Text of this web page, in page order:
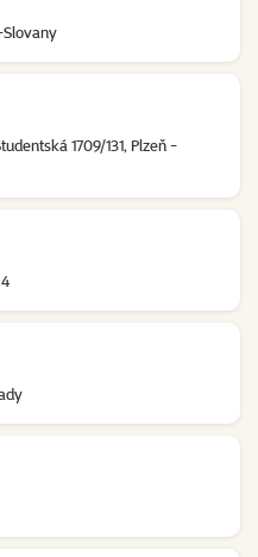
Slovany
1709/131, Plzeň -